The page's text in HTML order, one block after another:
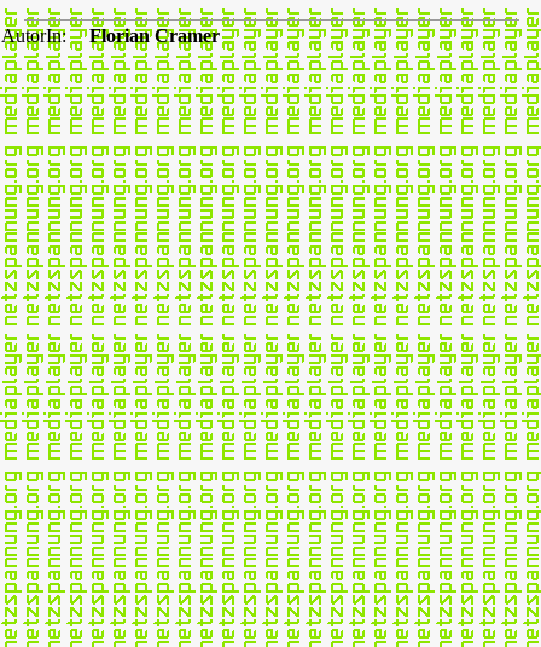
AutorIn: Florian Cramer